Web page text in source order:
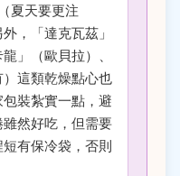
夏天要更注
，「達克瓦茲」
」（歐貝拉）、
）這類乾燥點心也
裝紮實一點，避
然好吃，但需要
有保冷袋，否則